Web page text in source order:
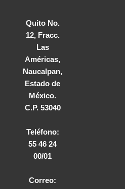
Quito No.
12, Fracc.
Las
Américas,
Naucalpan,
Estado de
México.
C.P. 53040
Teléfono:
55 46 24
00/01
Correo: